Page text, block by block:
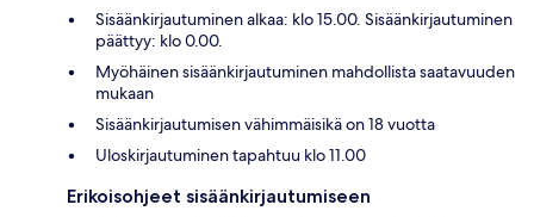
Sisäänkirjautuminen alkaa: klo 15.00. Sisäänkirjautuminen
päättyy: klo 0.00.
Myöhäinen sisäänkirjautuminen mahdollista saatavuuden
mukaan
Sisäänkirjautumisen vähimmäisikä on 18 vuotta
Uloskirjautuminen tapahtuu klo 11.00
Erikoisohjeet sisäänkirjautumiseen